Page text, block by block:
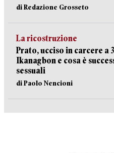
di Redazione Grosseto
La ricostruzione
Prato, ucciso in carcere a
Ikanagbon e cosa è
sessuali
di Paolo Nencioni